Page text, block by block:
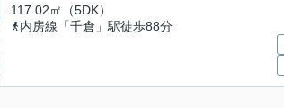
117.02㎡（5DK）
内房線「千倉」駅徒歩88分